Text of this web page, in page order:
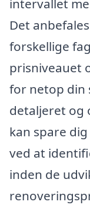
intervallet
Det
forskellige
prisniveauet
for netop din
detaljeret og
kan spare
ved at
inden de